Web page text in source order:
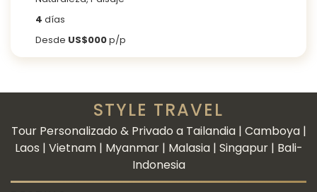
4 días
Desde US$000p/p
STYLE TRAVEL
Tour Personalizado & Privado a Tailandia | Camboya |
Laos | Vietnam | Myanmar | Malasia | Singapur | Bali-
Indonesia